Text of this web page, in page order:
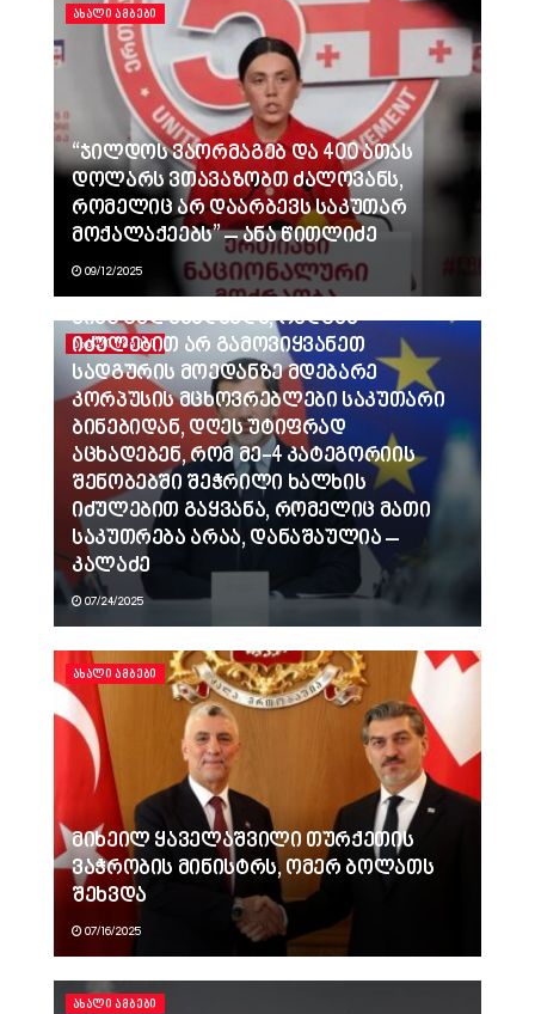
ᲐᲮᲐᲚᲘ ᲐᲛᲑᲔᲑᲘ
“ჯილდოს ვაორმაგებ და 400 ათას
დოლარს ვთავაზობთ ძალოვანს,
რომელიც არ დაარბევს საკუთარ
მოქალაქეებს” – ანა წითლიძე
09/12/2025
ᲐᲮᲐᲚᲘ ᲐᲛᲑᲔᲑᲘ
ვინც გვლანძღავდა, რადგან
იძულებით არ გამოვიყვანეთ
სადგურის მოედანზე მდებარე
კორპუსის მცხოვრებლები საკუთარი
ბინებიდან, დღეს უტიფრად
აცხადებენ, რომ მე-4 კატეგორიის
შენობებში შეჭრილი ხალხის
იძულებით გაყვანა, რომელიც მათი
საკუთრება არაა, დანაშაულია –
კალაძე
07/24/2025
ᲐᲮᲐᲚᲘ ᲐᲛᲑᲔᲑᲘ
მიხეილ ყაველაშვილი თურქეთის
ვაჭრობის მინისტრს, ომერ ბოლათს
შეხვდა
07/16/2025
ᲐᲮᲐᲚᲘ ᲐᲛᲑᲔᲑᲘ